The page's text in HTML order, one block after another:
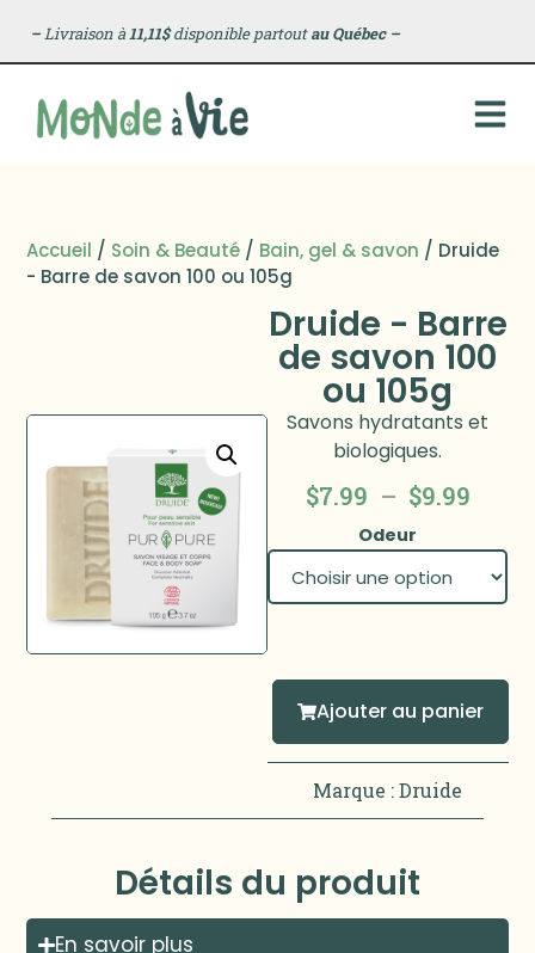
–Livraison à11,11$disponible partoutau Québec –
Accueil / Soin & Beauté / Bain, gel & savon / Druide
- Barre de savon 100 ou 105g
Druide - Barre
de savon 100
ou 105g
Savons hydratants et
biologiques.
$7.99 – $9.99
Odeur
Ajouter au panier
Marque :Druide
Détails du produit
En savoir plus